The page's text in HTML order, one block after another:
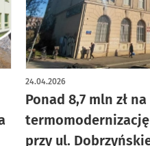
Ponad 8,7 mln zł na
przy ul.
24.04.2026